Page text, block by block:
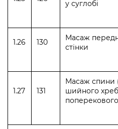
у суглобі
1.26 130
Масаж
стінки
1.27 131
Масаж спини
шийного